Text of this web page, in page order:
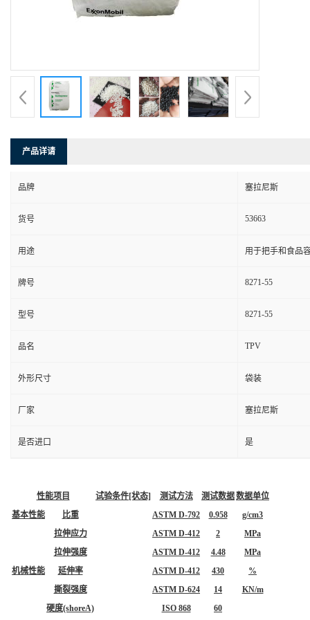
产品详请
品牌 塞拉尼斯
货号 53663
用途 用于把手和食品
牌号 8271-55
型号 8271-55
品名 TPV
外形尺寸 袋装
厂家 塞拉尼斯
是否进口 是
性能项目 试验条件[状态] 测试方法 测试数据数据单位
基本性能
比重 ASTM D-792 0.958 g/cm3
机械性能
拉伸应力 ASTM D-412 2
MPa
拉伸强度
ASTM D-412 4.48
MPa
延伸率
ASTM D-412 430
%
撕裂强度
ASTM D-624 14
KN/m
硬度(shoreA)
ISO 868 60